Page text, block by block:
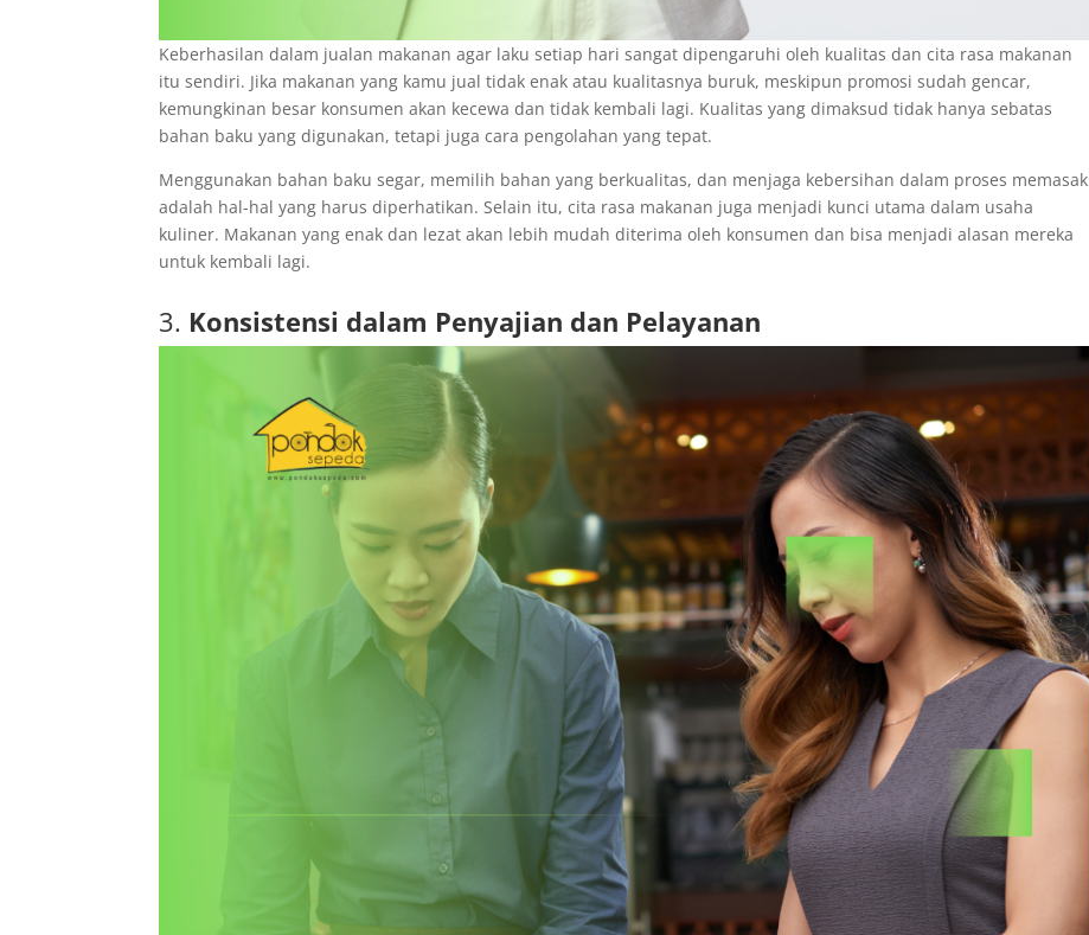
Keberhasilan dalam jualan makanan agar laku setiap hari sangat dipengaruhi oleh kualitas dan cita rasa makanan
itu sendiri. Jika makanan yang kamu jual tidak enak atau kualitasnya buruk, meskipun promosi sudah gencar,
kemungkinan besar konsumen akan kecewa dan tidak kembali lagi. Kualitas yang dimaksud tidak hanya sebatas
bahan baku yang digunakan, tetapi juga cara pengolahan yang tepat.
Menggunakan bahan baku segar, memilih bahan yang berkualitas, dan menjaga kebersihan dalam proses memasak
adalah hal-hal yang harus diperhatikan. Selain itu, cita rasa makanan juga menjadi kunci utama dalam usaha
kuliner. Makanan yang enak dan lezat akan lebih mudah diterima oleh konsumen dan bisa menjadi alasan mereka
untuk kembali lagi.
3. Konsistensi dalam Penyajian dan Pelayanan